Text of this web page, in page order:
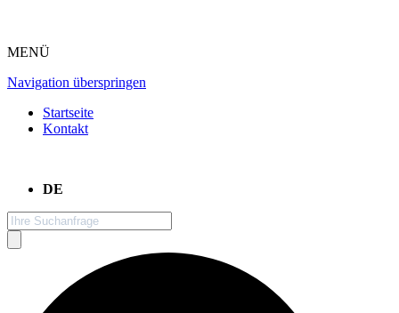
MENÜ
Navigation überspringen
Startseite
Kontakt
DE